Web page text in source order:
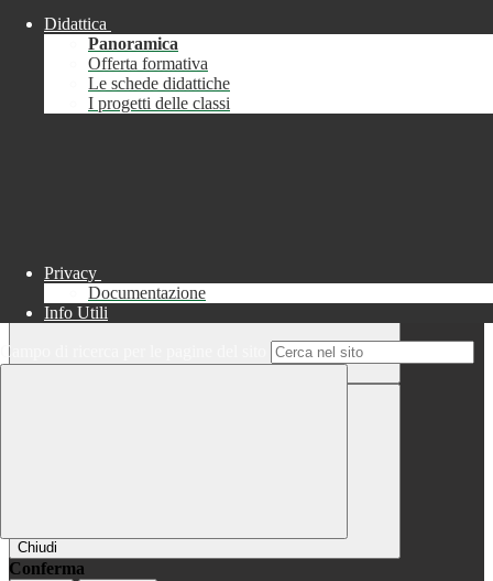
Chiudi
Informazione
Chiudi
Conferma
Didattica
Panoramica
Offerta formativa
Le schede didattiche
I progetti delle classi
Privacy
Documentazione
Info Utili
Campo di ricerca per le pagine del sito